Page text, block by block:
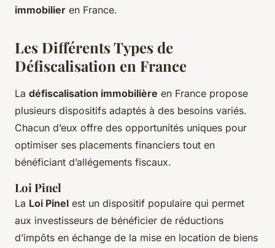
immobilier en France.
Les Différents Types de
Défiscalisation en France
La défiscalisation immobilière en France propose
plusieurs dispositifs adaptés à des besoins variés.
Chacun d’eux offre des opportunités uniques pour
optimiser ses placements financiers tout en
bénéficiant d’allégements fiscaux.
Loi Pinel
La Loi Pinel est un dispositif populaire qui permet
aux investisseurs de bénéficier de réductions
d’impôts en échange de la mise en location de biens